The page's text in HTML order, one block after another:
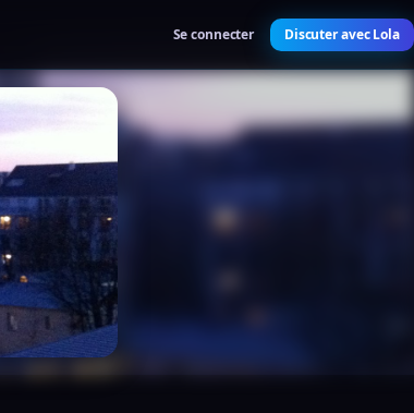
Se connecter Discuter avec Lola